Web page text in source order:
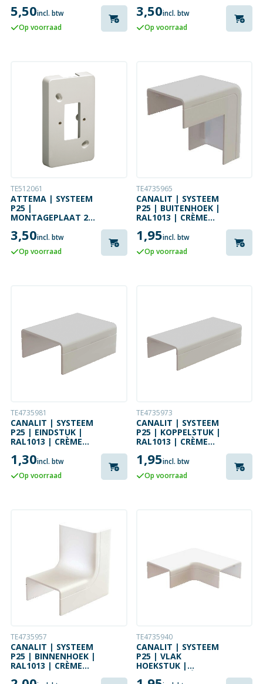
WIT
5,50incl. btw
Op voorraad
WIT
3,50incl. btw
Op voorraad
TE512061
ATTEMA | SYSTEEM
P25 |
MONTAGEPLAAT 2V
WIT
3,50incl. btw
Op voorraad
TE4735965
CANALIT | SYSTEEM
P25 | BUITENHOEK |
RAL1013 | CRÈME
1,95incl. btw
Op voorraad
TE4735981
CANALIT | SYSTEEM
P25 | EINDSTUK |
RAL1013 | CRÈME
1,30incl. btw
Op voorraad
TE4735973
CANALIT | SYSTEEM
P25 | KOPPELSTUK |
RAL1013 | CRÈME
1,95incl. btw
Op voorraad
TE4735957
CANALIT | SYSTEEM
P25 | BINNENHOEK |
RAL1013 | CRÈME
TE4735940
CANALIT | SYSTEEM
P25 | VLAK
HOEKSTUK |